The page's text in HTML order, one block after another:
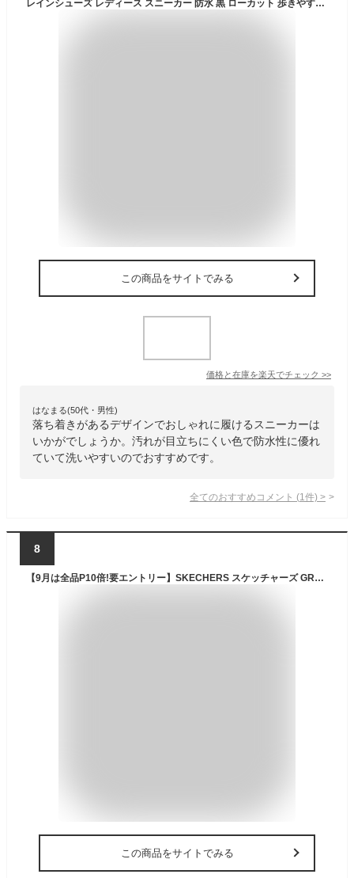
レインシューズ レディース スニーカー 防水 黒 ローカット 歩きやすい 柔らかい おしゃれ インソール 取り外せる レインブーツ 雨 雪 梅雨 台風 通勤 通学 22.5-25cm No.3553 サンエープラスフェミニン
この商品をサイトでみる
価格と在庫を楽天でチェック >>
はなまる(50代・男性)
落ち着きがあるデザインでおしゃれに履けるスニーカーは
いかがでしょうか。汚れが目立ちにくい色で防水性に優れ
ていて洗いやすいのでおすすめです。
全てのおすすめコメント (1 件) >
8
【9月は全品P10倍!要エントリー】SKECHERS スケッチャーズ GRACEFUL-FIRST BLUSH レディース スリッポン Slip-ins ハンズフリー スリップインズ クッション性 軽量 飾り紐 洗濯機で洗える ネイビー トープ ブラック グレースフル-ファーストブラッシュ 100736
この商品をサイトでみる